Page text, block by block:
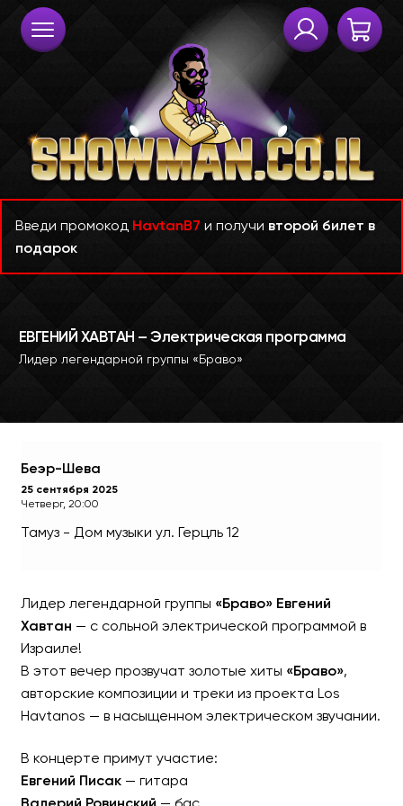
Введи промокод HavtanB7 и получи второй билет в
подарок
ЕВГЕНИЙ ХАВТАН –
Лидер легендарной группы
Беэр-Шева
25 сентября 2025
Четверг, 20:00
Тамуз - Дом музыки ул. Герцль 12
Лидер легендарной группы «Браво» Евгений
Хавтан — с сольной электрической программой в
Израиле!
В этот вечер прозвучат золотые хиты «Браво»,
авторские композиции и треки из проекта Los
Havtanos — в насыщенном электрическом звучании.
В концерте примут участие:
Евгений Писак— гитара